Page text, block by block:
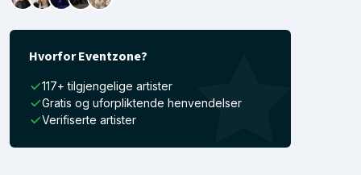
Hvorfor Eventzone?
117+ tilgjengelige artister
Gratis og uforpliktende henvendelser
Verifiserte artister